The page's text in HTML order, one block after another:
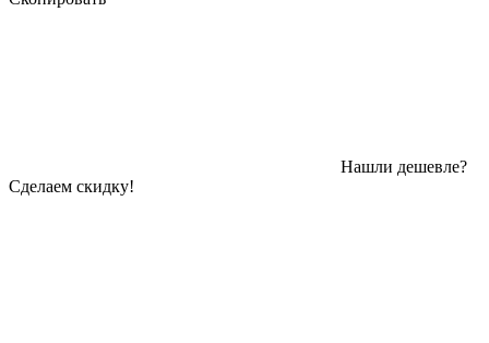
Нашли дешевле?
Сделаем скидку!